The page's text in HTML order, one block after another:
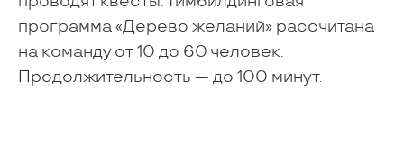
программа «Дерево желаний» рассчитана
на команду от 10 до 60 человек.
Продолжительность — до 100 минут.